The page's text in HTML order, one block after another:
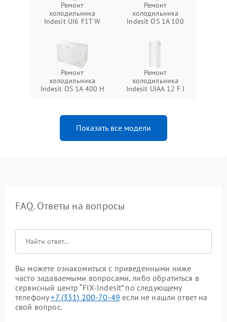
Ремонт
холодильника
Indesit UI6 F1T W
Ремонт
холодильника
Indesit OS 1A 100
Ремонт
холодильника
Indesit OS 1A 400 H
Ремонт
холодильника
Indesit UIAA 12 F I
Показать все модели
FAQ. Ответы на вопросы
Вы можете ознакомиться с приведенными ниже
часто задаваемыми вопросами, либо обратиться в
сервисный центр “FIX-Indesit” по следующему
телефону+7 (351) 200-70-49 если не нашли ответ на
свой вопрос.